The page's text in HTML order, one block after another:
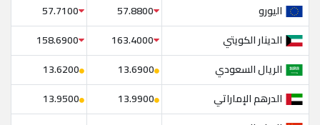
اليورو
57.8800
57.7100
الدينار الكويتي
163.4000
158.6900
الريال السعودي
13.6900
13.6200
الدرهم الإماراتي
13.9900
13.9500